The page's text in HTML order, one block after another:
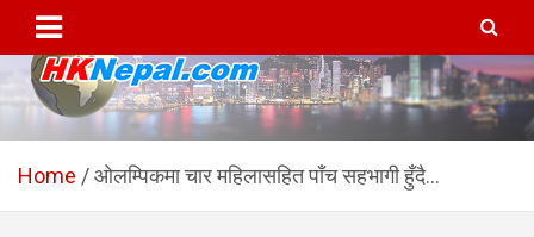
content
HKNepal.com – हङकङबाट
सञ्चालित पहिलो नेपाली अनलाईन
hknepal, hknepal.com, hk nepal, hk nepal com
Home ओलम्पिकमा चार महिलासहित पाँच सहभागी हुँदै…